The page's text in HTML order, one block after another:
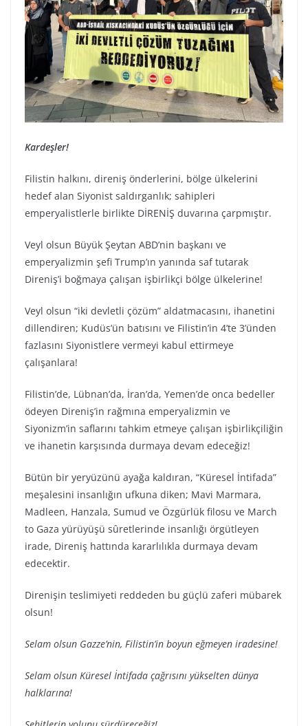
Kardeşler!
Filistin halkını, direniş önderlerini, bölge ülkelerini
hedef alan Siyonist saldırganlık; sahipleri
emperyalistlerle birlikte DİRENİŞ duvarına çarpmıştır.
Veyl olsun Büyük Şeytan ABD’nin başkanı ve
emperyalizmin şefi Trump’ın yanında saf tutarak
Direniş’i boğmaya çalışan işbirlikçi bölge ülkelerine!
Veyl olsun “iki devletli çözüm” aldatmacasını, ihanetini
dillendiren; Kudüs’ün batısını ve Filistin’in 4’te 3’ünden
fazlasını Siyonistlere vermeyi kabul ettirmeye
çalışanlara!
Filistin’de, Lübnan’da, İran’da, Yemen’de onca bedeller
ödeyen Direniş’in rağmına emperyalizmin ve
Siyonizm’in saflarını tahkim etmeye çalışan işbirlikçiliğin
ve ihanetin karşısında durmaya devam edeceğiz!
Bütün bir yeryüzünü ayağa kaldıran, “Küresel İntifada”
meşalesini insanlığın ufkuna diken; Mavi Marmara,
Madleen, Hanzala, Sumud ve Özgürlük filosu ve March
to Gaza yürüyüşü sûretlerinde insanlığı örgütleyen
irade, Direniş hattında kararlılıkla durmaya devam
edecektir.
Direnişin teslimiyeti reddeden bu güçlü zaferi mübarek
olsun!
Selam olsun Gazze’nin, Filistin’in boyun eğmeyen iradesine!
Selam olsun Küresel İntifada çağrısını yükselten dünya
halklarına!